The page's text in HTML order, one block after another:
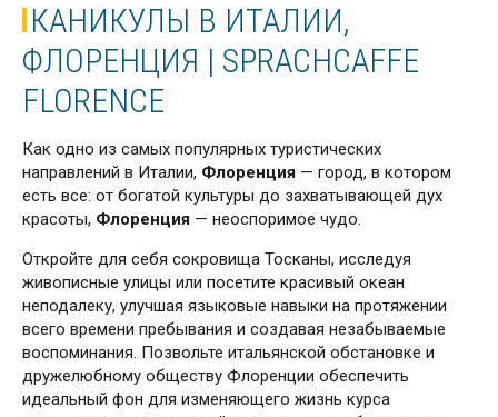
КАНИКУЛЫ В ИТАЛИИ,
ФЛОРЕНЦИЯ | SPRACHCAFFE
FLORENCE
Как одно из самых популярных туристических
направлений в Италии, Флоренция — город, в котором
есть все: от богатой культуры до захватывающей дух
красоты, Флоренция — неоспоримое чудо.
Откройте для себя сокровища Тосканы, исследуя
живописные улицы или посетите красивый океан
неподалеку, улучшая языковые навыки на протяжении
всего времени пребывания и создавая незабываемые
воспоминания. Позвольте итальянской обстановке и
дружелюбному обществу Флоренции обеспечить
идеальный фон для изменяющего жизнь курса